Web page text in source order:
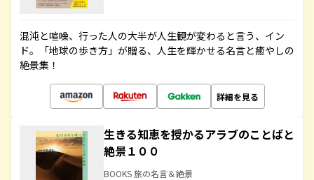
混沌と喧噪、行った人の大半が人生観が変わると言う、イン
ド。「地球の歩き方」が贈る、人生を輝かせる名言と癒やしの
絶景集！
詳細を見る
生きる知恵を授かるアラブのことばと
絶景１００
BOOKS 旅の名言＆絶景